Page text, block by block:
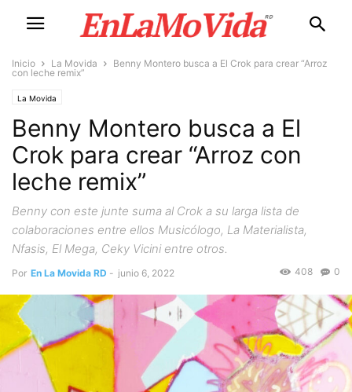
Inicio La Movida
Benny Montero busca a El Crok para crear “Arroz
con leche remix”
La Movida
Benny Montero busca a El
Crok para crear “Arroz con
leche remix”
Benny con este junte suma al Crok a su larga lista de
colaboraciones entre ellos Musicólogo, La Materialista,
Nfasis, El Mega, Ceky Vicini entre otros.
Por En La Movida RD - junio 6, 2022 0
408